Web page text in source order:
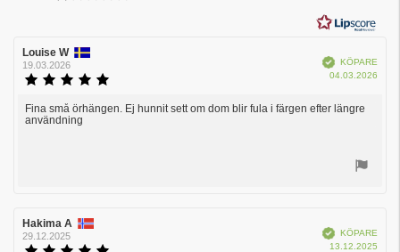
stjärnor
Recensionsförfattare:
Louise W
19.03.2026
utav
BekräftadKÖPARE
04.03.2026
Recensionstext:
Fina små örhängen. Ej hunnit sett om dom blir fula i färgen efter längre
användning
Recensionsförfattare:
Hakima A
29.12.2025
BekräftadKÖPARE
13.12.2025